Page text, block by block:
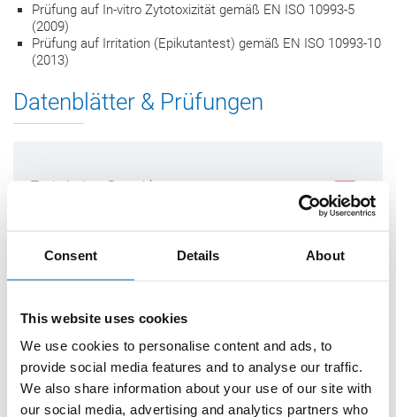
Consent Details About
This website uses cookies
We use cookies to personalise content and ads, to
provide social media features and to analyse our traffic.
We also share information about your use of our site with
our social media, advertising and analytics partners who
Prüfung auf In-vitro Zytotoxizität gemäß EN ISO 10993-5
(2009)
Prüfung auf Irritation (Epikutantest) gemäß EN ISO 10993-10
(2013)
Datenblätter & Prüfungen
Technisches Datenblatt
Farben & Lieferform
Gebinde und Farben auf Anfrage